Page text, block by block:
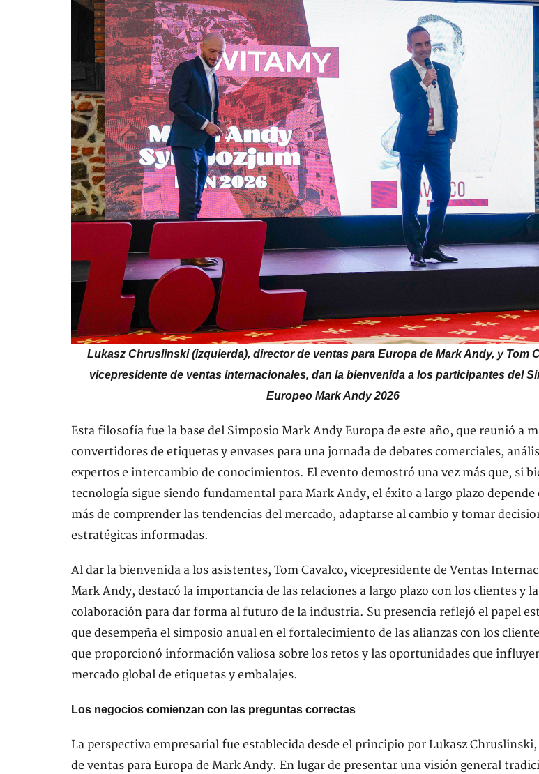
Lukasz Chruslinski (izquierda), director de ventas para Europa de Mark Andy, y Tom
vicepresidente de ventas internacionales, dan la bienvenida a los participantes del
Europeo Mark Andy 2026
Esta filosofía fue la base del Simposio Mark Andy Europa de este año, que reunió a
convertidores de etiquetas y envases para una jornada de debates comerciales,
expertos e intercambio de conocimientos. El evento demostró una vez más que, si
tecnología sigue siendo fundamental para Mark Andy, el éxito a largo plazo depende
más de comprender las tendencias del mercado, adaptarse al cambio y tomar
estratégicas informadas.
Al dar la bienvenida a los asistentes, Tom Cavalco, vicepresidente de Ventas
Mark Andy, destacó la importancia de las relaciones a largo plazo con los clientes y la
colaboración para dar forma al futuro de la industria. Su presencia reflejó el papel
que desempeña el simposio anual en el fortalecimiento de las alianzas con los
que proporcionó información valiosa sobre los retos y las oportunidades que
mercado global de etiquetas y embalajes.
Los negocios comienzan con las preguntas correctas
La perspectiva empresarial fue establecida desde el principio por Lukasz
de ventas para Europa de Mark Andy. En lugar de presentar una visión general